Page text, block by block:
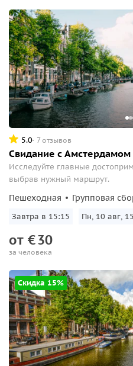
5.0 7 отзывов
Свидание с
Исследуйте главные
выбрав нужный маршрут.
Пешеходная Групповая
Завтра в 15:15 Пн, 10 авг,
от €30
за человека
Скидка 15%